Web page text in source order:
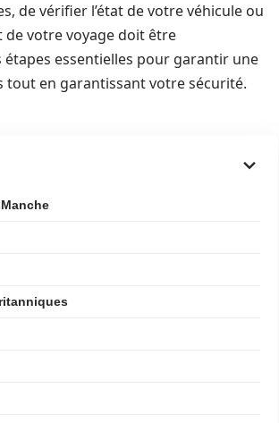
de vérifier l’état de votre véhicule ou
de votre voyage doit être
essentielles pour garantir une
tout en garantissant votre sécurité.